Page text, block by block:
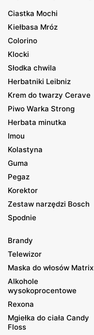
Ciastka Mochi
Kiełbasa Mróz
Colorino
Klocki
Słodka chwila
Herbatniki Leibniz
Krem do twarzy Cerave
Piwo Warka Strong
Herbata minutka
Imou
Kolastyna
Guma
Pegaz
Korektor
Zestaw narzędzi Bosch
Spodnie
Brandy
Telewizor
Maska do włosów Matrix
Alkohole
wysokoprocentowe
Rexona
Mgiełka do ciała Candy
Floss